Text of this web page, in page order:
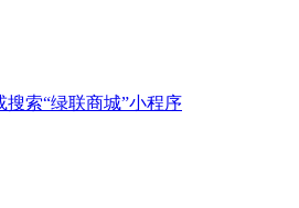
索“绿联商城”小程序